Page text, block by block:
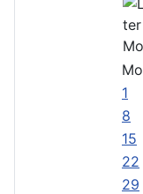
Mo
1
8
15
22
29